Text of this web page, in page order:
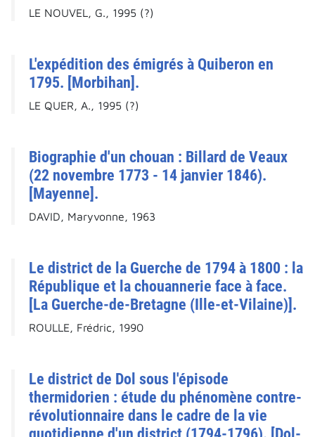
LE NOUVEL, G., 1995 (?)
L'expédition des émigrés à Quiberon en
1795. [Morbihan].
LE QUER, A., 1995 (?)
Biographie d'un chouan : Billard de Veaux
(22 novembre 1773 - 14 janvier 1846).
[Mayenne].
DAVID, Maryvonne, 1963
Le district de la Guerche de 1794 à 1800 : la
République et la chouannerie face à face.
[La Guerche-de-Bretagne (Ille-et-Vilaine)].
ROULLE, Frédric, 1990
Le district de Dol sous l'épisode
thermidorien : étude du phénomène contre-
révolutionnaire dans le cadre de la vie